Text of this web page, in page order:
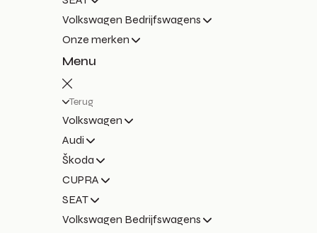
Volkswagen Bedrijfswagens
Onze merken
Menu
Terug
Volkswagen
Audi
Škoda
CUPRA
SEAT
Volkswagen Bedrijfswagens